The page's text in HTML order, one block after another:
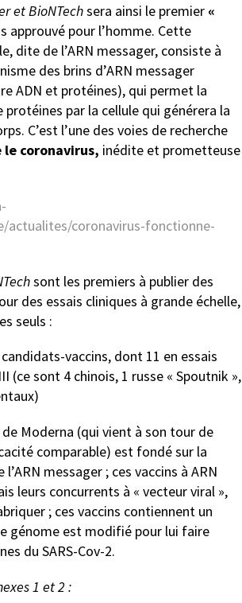
et BioNTechsera ainsi le premier «
approuvé pour l’homme. Cette
dite de l’ARN messager, consiste à
des brins d’ARN messager
ADN et protéines), qui permet la
par la cellule qui générera la
C’est l’une des voies de recherche
coronavirus, inédite et prometteuse
actualites/coronavirus-fonctionne-
sont les premiers à publier des
des essais cliniques à grande échelle,
seuls :
candidats-vaccins, dont 11 en essais
(ce sont 4 chinois, 1 russe « Spoutnik »,
Moderna (qui vient à son tour de
comparable) est fondé sur la
messager ; ces vaccins à ARN
leurs concurrents à « vecteur viral »,
; ces vaccins contiennent un
génome est modifié pour lui faire
du SARS-Cov-2.
1 et 2 :